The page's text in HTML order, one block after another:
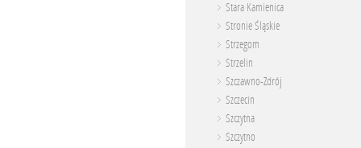
Stara Kamienica
Stronie Śląskie
Strzegom
Strzelin
Szczawno-Zdrój
Szczecin
Szczytna
Szczytno